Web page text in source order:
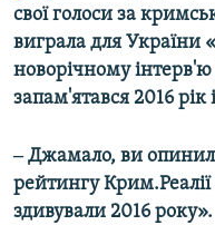
свої голоси за
виграла для України
новорічному
запам'ятався 2016 рік
‒ Джамало, ви
рейтингу
здивували 2016 року».